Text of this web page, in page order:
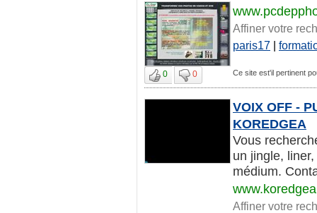
Affiner votre
paris17 |
0 0 Ce site est'il pertinent
VOIX OFF -
KOREDGEA
Vous
un jingle,
médium.
Affiner votre